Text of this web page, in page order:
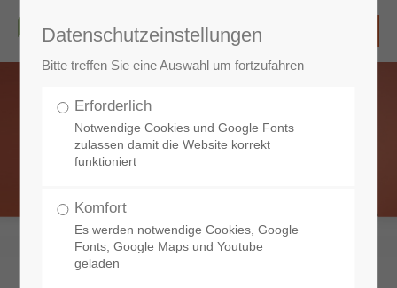
Datenschutzeinstellungen
Bitte treffen Sie eine Auswahl um fortzufahren
Erforderlich
Notwendige Cookies und Google Fonts
zulassen damit die Website korrekt
funktioniert
Komfort
Es werden notwendige Cookies, Google
Fonts, Google Maps und Youtube
geladen